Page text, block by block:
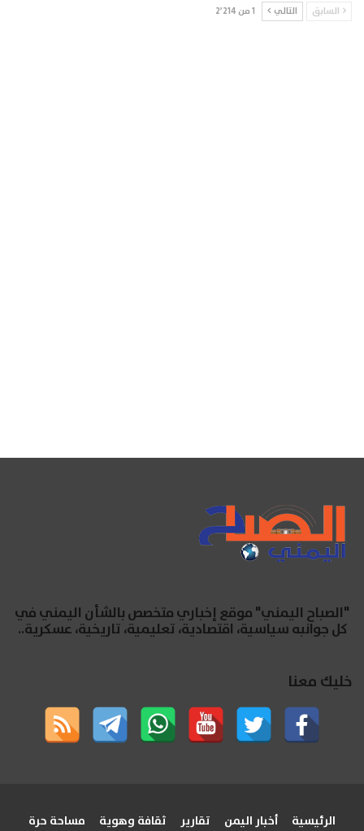
السابق التالي 1 من 2٬214
"الصباح اليمني" موقع إخباري متخصص بالشأن اليمني في
كل جوانبه سياسية، اقتصادية، تعليمية، تاريخية، عسكرية..
خليك معنا
الرئيسية أخبار اليمن تقارير ثقافة وهوية مساحة حرة